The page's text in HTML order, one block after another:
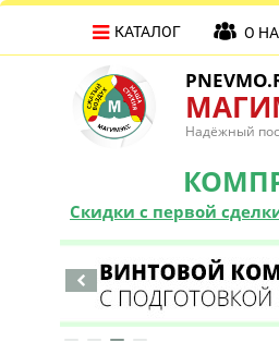
Надёжный
Скидки с первой
КАТАЛОГ О